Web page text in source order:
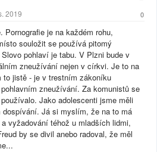
2019 0
Pornografie je na každém rohu,
souložit se používá pitomý
pohlaví je tabu. V Plzni bude v
zneužívání nejen v církvi. Je to na
to jistě - je v trestním zákoníku
zneužívání. Za komunistů se
Jako adolescenti jsme měli
dospívání. Já si myslím, že na to má
vyžadování téhož u mladších lidmi,
by se divil anebo radoval, že měl